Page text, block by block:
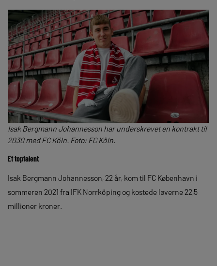
Isak Bergmann Johannesson har underskrevet en kontrakt til
2030 med FC Köln. Foto: FC Köln.
Et toptalent
Isak Bergmann Johannesson, 22 år, kom til FC København i
sommeren 2021 fra IFK Norrköping og kostede løverne 22,5
millioner kroner.